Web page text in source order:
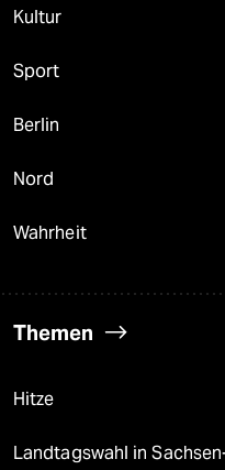
Kultur
Sport
Berlin
Nord
Wahrheit
Themen
Hitze
Landtagswahl in